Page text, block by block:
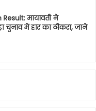
मायावती ने
चुनाव में हार का ठीकरा, जाने